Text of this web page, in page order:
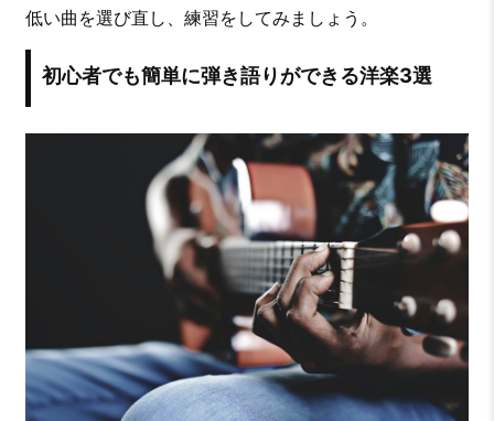
低い曲を選び直し、練習をしてみましょう。
初心者でも簡単に弾き語りができる洋楽3選